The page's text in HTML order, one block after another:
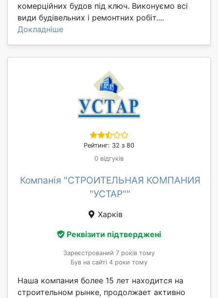
комерційних будов під ключ. Виконуємо всі
види будівельних і ремонтних робіт....
Докладніше
Рейтинг: 32 з 80
0 відгуків
Компанія "СТРОИТЕЛЬНАЯ КОМПАНИЯ
"УСТАР""
Харків
Реквізити підтверджені
Зареєстрований 7 років тому
Був на сайті 4 роки тому
Наша компания более 15 лет находится на
строительном рынке, продолжает активно